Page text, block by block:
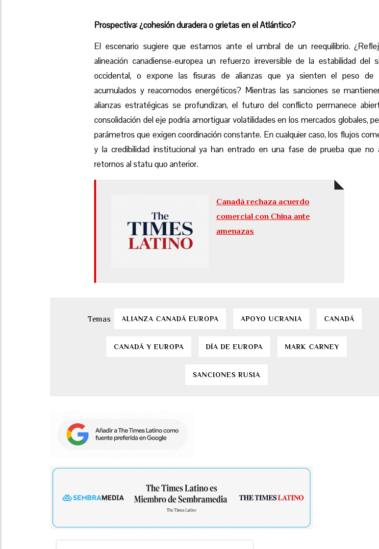
Prospectiva: ¿cohesión duradera o grietas en el Atlántico?
El escenario sugiere que estamos ante el umbral de un reequilibrio.
alineación canadiense-europea un refuerzo irreversible de la estabilidad del
occidental, o expone las fisuras de alianzas que ya sienten el peso de
acumulados y reacomodos energéticos? Mientras las sanciones se
alianzas estratégicas se profundizan, el futuro del conflicto permanece
consolidación del eje podría amortiguar volatilidades en los mercados globales,
parámetros que exigen coordinación constante. En cualquier caso, los flujos
y la credibilidad institucional ya han entrado en una fase de prueba que no
retornos al statu quo anterior.
Canadá rechaza acuerdo
comercial con China ante
amenazas
ALIANZA CANADÁ EUROPA APOYO UCRANIA CANADÁ
CANADÁ Y EUROPA DÍA DE EUROPA MARK CARNEY
SANCIONES RUSIA